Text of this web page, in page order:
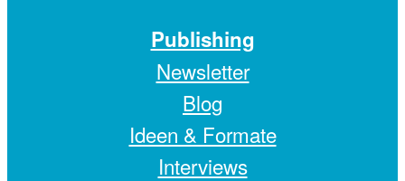
Publishing
Newsletter
Blog
Ideen & Formate
Interviews